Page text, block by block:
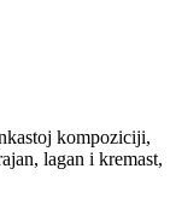
kompoziciji,
lagan i kremast,